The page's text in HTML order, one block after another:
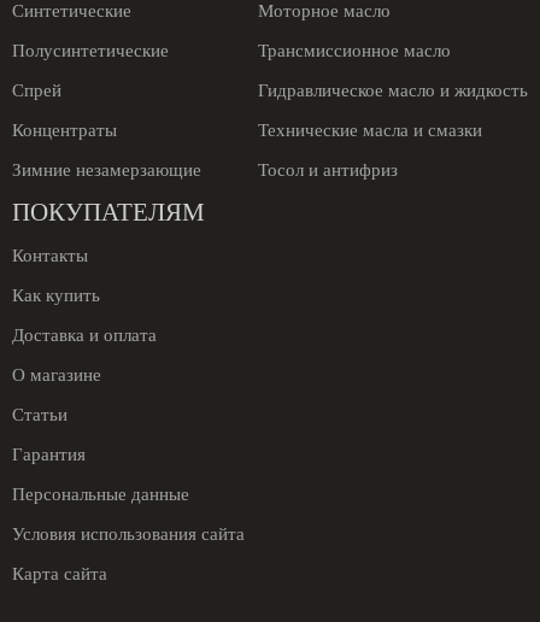
Синтетические
Полусинтетические
Спрей
Концентраты
Зимние незамерзающие
Моторное масло
Трансмиссионное масло
Гидравлическое масло и жидкость
Технические масла и смазки
Тосол и антифриз
ПОКУПАТЕЛЯМ
Контакты
Как купить
Доставка и оплата
О магазине
Статьи
Гарантия
Персональные данные
Условия использования сайта
Карта сайта